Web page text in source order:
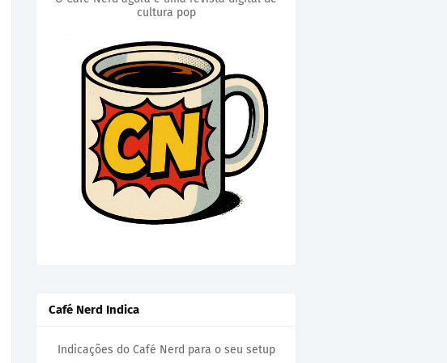
cultura pop
Café Nerd Indica
Indicações do Café Nerd para o seu setup